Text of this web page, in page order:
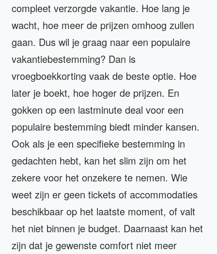
compleet verzorgde vakantie. Hoe lang je
wacht, hoe meer de prijzen omhoog zullen
gaan. Dus wil je graag naar een populaire
vakantiebestemming? Dan is
vroegboekkorting vaak de beste optie. Hoe
later je boekt, hoe hoger de prijzen. En
gokken op een lastminute deal voor een
populaire bestemming biedt minder kansen.
Ook als je een specifieke bestemming in
gedachten hebt, kan het slim zijn om het
zekere voor het onzekere te nemen. Wie
weet zijn er geen tickets of accommodaties
beschikbaar op het laatste moment, of valt
het niet binnen je budget. Daarnaast kan het
zijn dat je gewenste comfort niet meer